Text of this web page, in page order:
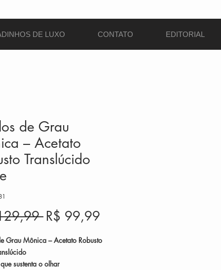
DE LUXO CONTATO EDITORIAL
de Grau
– Acetato
Translúcido
Preço
R$ 99,99
Grau Mônica – Acetato Robusto
sustenta o olhar